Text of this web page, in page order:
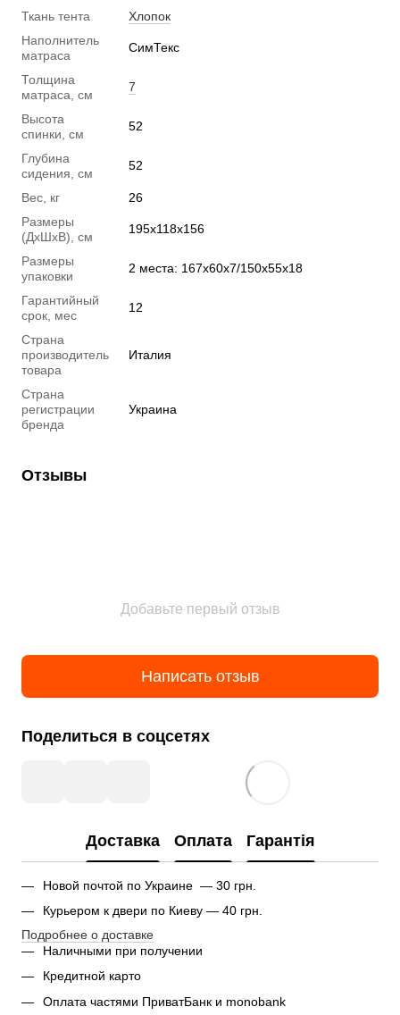
Ткань тента
Хлопок
Наполнитель
матраса
СимТекс
Толщина
матраса, см
7
Высота
спинки, см
52
Глубина
сидения, см
52
Вес, кг
26
Размеры
(ДхШхВ), см
195х118х156
Размеры
упаковки
2 места: 167х60х7/150х55х18
Гарантийный
срок, мес
12
Страна
производитель
товара
Италия
Страна
регистрации
бренда
Украина
Отзывы
Добавьте первый отзыв
Написать отзыв
Поделиться в соцсетях
Доставка Оплата Гарантія
Новой почтой по Украине — 30 грн.
Курьером к двери по Киеву — 40 грн.
Подробнее о доставке
Наличными при получении
Кредитной карто
Оплата частями ПриватБанк и monobank